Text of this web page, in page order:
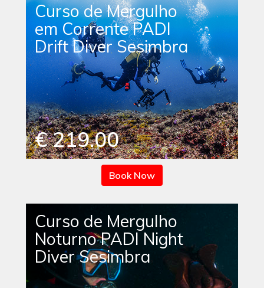
Curso de Mergulho
em Corrente PADI
Drift Diver Sesimbra
€ 219.00
Book Now
Curso de Mergulho
Noturno PADI Night
Diver Sesimbra